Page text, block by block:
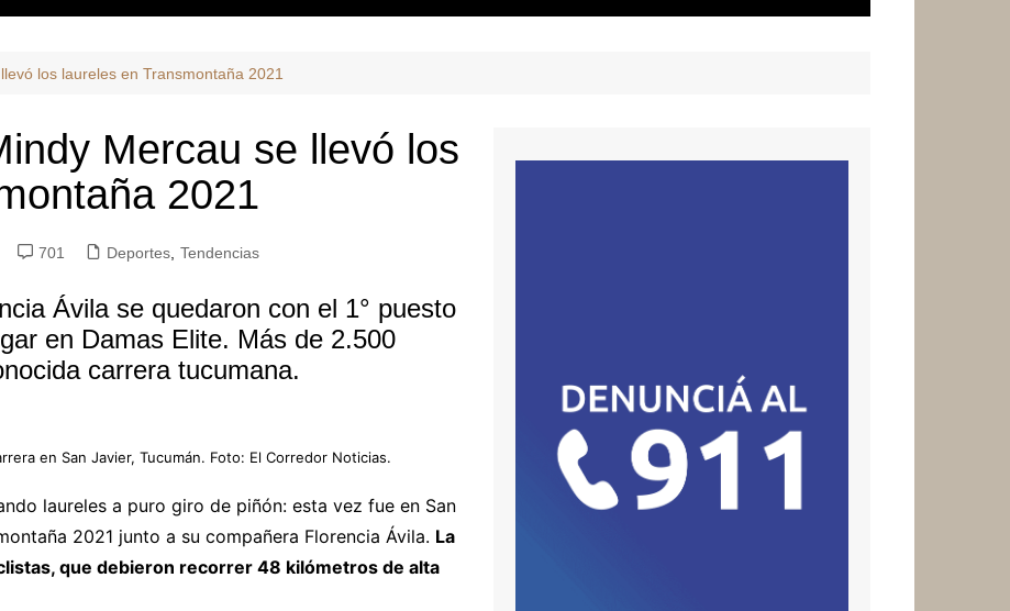
los laureles en Transmontaña 2021
Mercau se llevó los
2021
701 Deportes Tendencias
Ávila se quedaron con el 1° puesto
en Damas Elite. Más de 2.500
carrera tucumana.
en San Javier, Tucumán. Foto: El Corredor Noticias.
laureles a puro giro de piñón: esta vez fue en San
2021 junto a su compañera Florencia Ávila. La
que debieron recorrer 48 kilómetros de alta